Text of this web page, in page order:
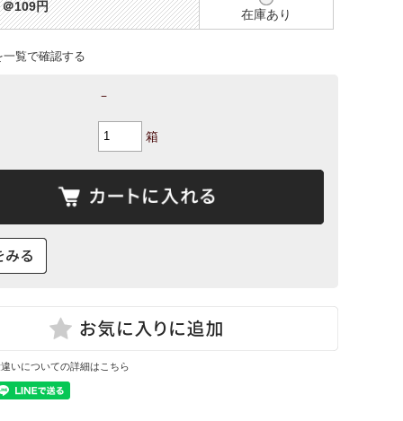
109円
在庫あり
覧で確認する
－
箱
いについての詳細はこちら